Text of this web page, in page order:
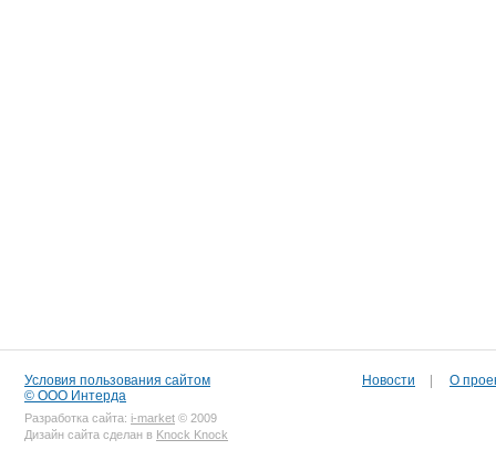
Условия пользования сайтом
© ООО Интерда
Разработка сайта: i-market © 2009
Дизайн сайта сделан в Knock Knock
Новости О